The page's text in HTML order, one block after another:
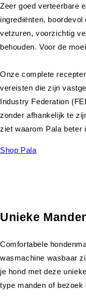
Zeer goed verteerbare
ingrediënten,
vetzuren, voorzichtig
behouden. Voor de
Onze complete
vereisten die zijn
Industry Federation
zonder afhankelijk te
ziet waarom Pala beter
Shop Pala
Unieke
Comfortabele
wasmachine wasbaar
je hond met deze
type manden of